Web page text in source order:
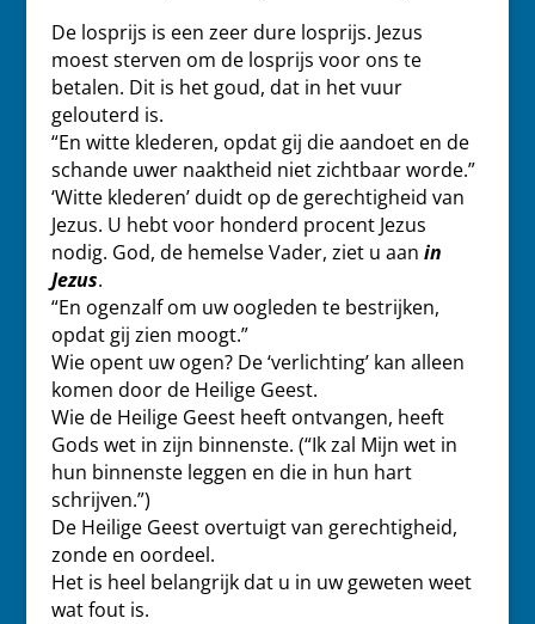
De losprijs is een zeer dure losprijs. Jezus
moest sterven om de losprijs voor ons te
betalen. Dit is het goud, dat in het vuur
gelouterd is.
“En witte klederen, opdat gij die aandoet en de
schande uwer naaktheid niet zichtbaar worde.”
‘Witte klederen’ duidt op de gerechtigheid van
Jezus. U hebt voor honderd procent Jezus
nodig. God, de hemelse Vader, ziet u aan in
Jezus.
“En ogenzalf om uw oogleden te bestrijken,
opdat gij zien moogt.”
Wie opent uw ogen? De ‘verlichting’ kan alleen
komen door de Heilige Geest.
Wie de Heilige Geest heeft ontvangen, heeft
Gods wet in zijn binnenste. (“Ik zal Mijn wet in
hun binnenste leggen en die in hun hart
schrijven.”)
De Heilige Geest overtuigt van gerechtigheid,
zonde en oordeel.
Het is heel belangrijk dat u in uw geweten weet
wat fout is.